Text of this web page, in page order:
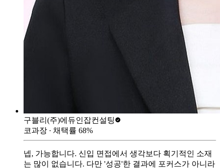
구블리 (주)에듀인잡컨설팅
코과장 ∙ 채택률 68%
넵, 가능합니다. 신입 면접에서 생각보다 획기적인 소재
는 많이 없습니다. 다만 '성공'한 결과에 포커스가 아니라